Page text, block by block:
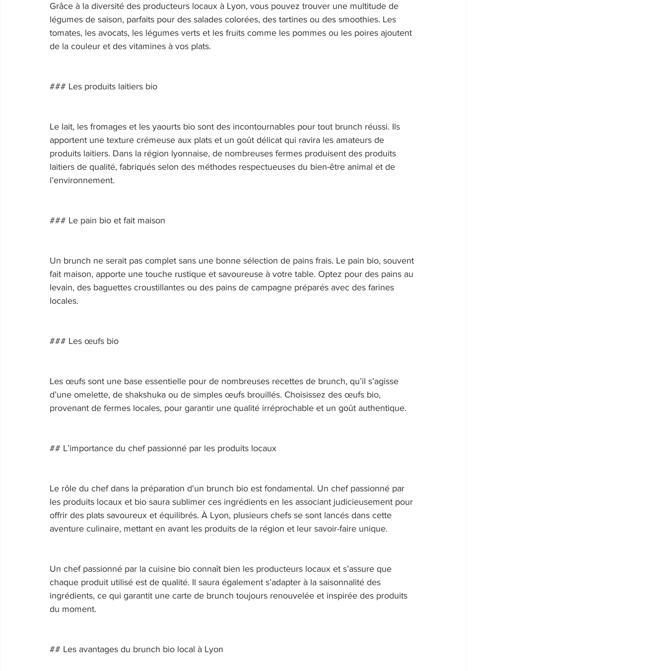
Grâce à la diversité des producteurs locaux à Lyon, vous pouvez trouver une multitude de
légumes de saison, parfaits pour des salades colorées, des tartines ou des smoothies. Les
tomates, les avocats, les légumes verts et les fruits comme les pommes ou les poires ajoutent
de la couleur et des vitamines à vos plats.
### Les produits laitiers bio
Le lait, les fromages et les yaourts bio sont des incontournables pour tout brunch réussi. Ils
apportent une texture crémeuse aux plats et un goût délicat qui ravira les amateurs de
produits laitiers. Dans la région lyonnaise, de nombreuses fermes produisent des produits
laitiers de qualité, fabriqués selon des méthodes respectueuses du bien-être animal et de
l’environnement.
### Le pain bio et fait maison
Un brunch ne serait pas complet sans une bonne sélection de pains frais. Le pain bio, souvent
fait maison, apporte une touche rustique et savoureuse à votre table. Optez pour des pains au
levain, des baguettes croustillantes ou des pains de campagne préparés avec des farines
locales.
### Les œufs bio
Les œufs sont une base essentielle pour de nombreuses recettes de brunch, qu’il s’agisse
d’une omelette, de shakshuka ou de simples œufs brouillés. Choisissez des œufs bio,
provenant de fermes locales, pour garantir une qualité irréprochable et un goût authentique.
## L’importance du chef passionné par les produits locaux
Le rôle du chef dans la préparation d'un brunch bio est fondamental. Un chef passionné par
les produits locaux et bio saura sublimer ces ingrédients en les associant judicieusement pour
offrir des plats savoureux et équilibrés. À Lyon, plusieurs chefs se sont lancés dans cette
aventure culinaire, mettant en avant les produits de la région et leur savoir-faire unique.
Un chef passionné par la cuisine bio connaît bien les producteurs locaux et s’assure que
chaque produit utilisé est de qualité. Il saura également s’adapter à la saisonnalité des
ingrédients, ce qui garantit une carte de brunch toujours renouvelée et inspirée des produits
du moment.
## Les avantages du brunch bio local à Lyon